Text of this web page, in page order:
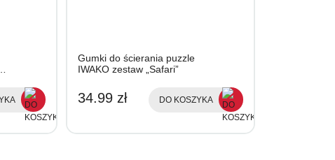
Gumki do ścierania puzzle
IWAKO zestaw „Safari”
34.99 zł DO KOSZYKA